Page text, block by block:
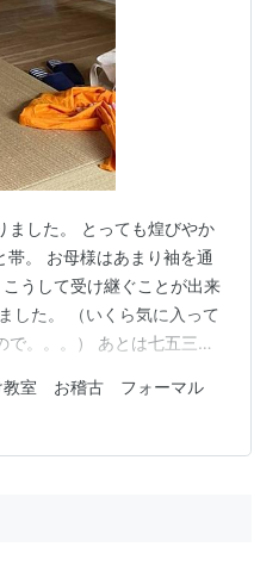
ました。 とっても煌びやか
。 お母様はあまり袖を通
うして受け継ぐことが出来
した。 （いくら気に入って
。。。） あとは七五三に
ン。 玄米おむすび屋さん
室 お稽古 フォーマル